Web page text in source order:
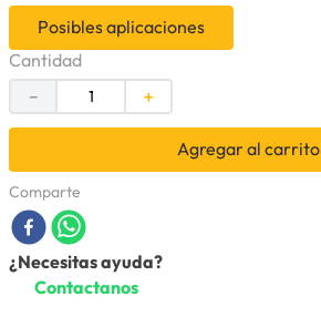
Posibles aplicaciones
Cantidad
＋
－
Agregar al carrito
Comparte
¿Necesitas ayuda?
Contactanos